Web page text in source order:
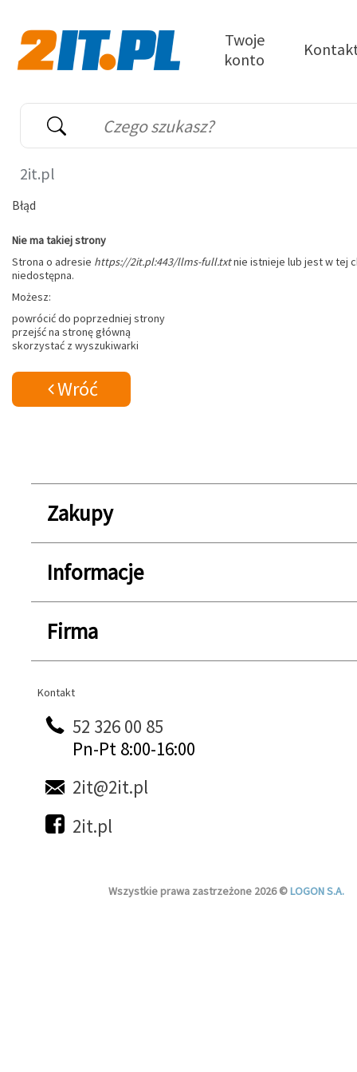
Wyszukiwarka
Słowo kluczowe
Twoje
konto
2it.pl
Błąd
Nie ma takiej strony
Strona o adresie https://2it.pl:443/llms-full.txtnie istnieje lub jest w tej
niedostępna.
Możesz:
powrócić do poprzedniej strony
przejść na stronę główną
skorzystać z wyszukiwarki
Wróć
Zakupy
Informacje
Firma
Kontakt
Kontakt
52 326 00 85
Pn-Pt 8:00-16:00
2it@2it.pl
2it.pl
Wszystkie prawa zastrzeżone 2026 ©LOGON S.A.